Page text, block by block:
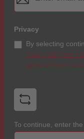
Privacy
By selecting
data protection
general terms
To continue, enter